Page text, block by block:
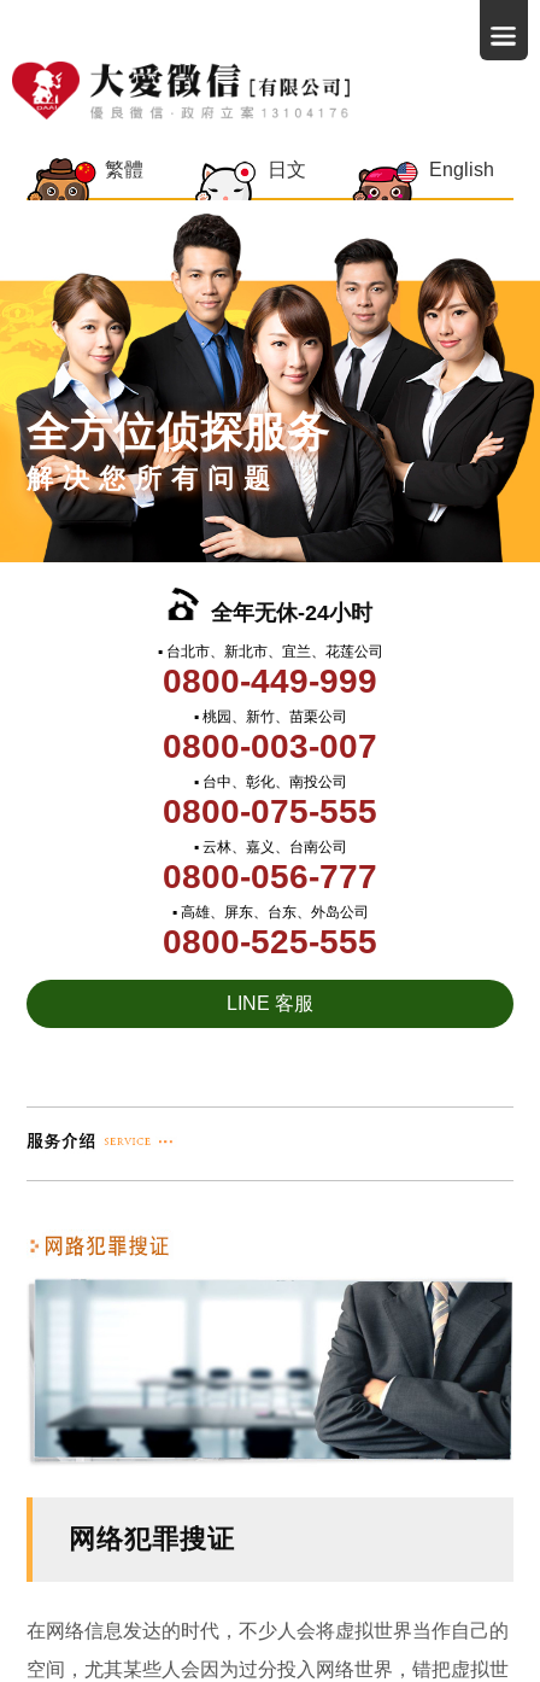
繁體 日文 English
全方位侦探服务
解决您所有问题
全年无休-24小时
▪ 台北市、新北市、宜兰、花莲公司
0800-449-999
▪ 桃园、新竹、苗栗公司
0800-003-007
▪ 台中、彰化、南投公司
0800-075-555
▪ 云林、嘉义、台南公司
0800-056-777
▪ 高雄、屏东、台东、外岛公司
0800-525-555
LINE 客服
网络犯罪搜证
在网络信息发达的时代，不少人会将虚拟世界当作自己的
空间，尤其某些人会因为过分投入网络世界，错把虚拟世